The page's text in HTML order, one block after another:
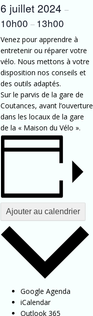
6 juillet 2024 –
10h00 – 13h00
Venez pour apprendre à
entretenir ou réparer votre
vélo. Nous mettons à votre
disposition nos conseils et
des outils adaptés.
Sur le parvis de la gare de
Coutances, avant l’ouverture
dans les locaux de la gare
de la « Maison du Vélo ».
Ajouter au calendrier
Google Agenda
iCalendar
Outlook 365